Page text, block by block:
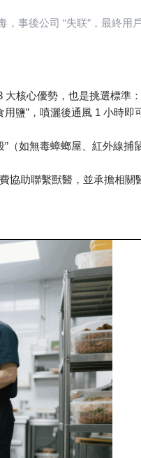
，事後公司 “失联” ，最終用
大核心優勢，也是挑選標準：
用鹽” ，噴灑後通風 1 小時即
” （如無毒蟑螂屋、紅外線捕
協助聯繫獸醫，並承擔相關